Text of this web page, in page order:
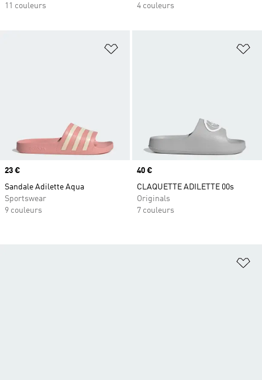
11 couleurs
4 couleurs
Ajouter à la Liste de produits
Prix
23 €
Sandale Adilette Aqua
Sportswear
9 couleurs
Prix
40 €
CLAQUETTE ADILETTE 00s
Originals
7 couleurs